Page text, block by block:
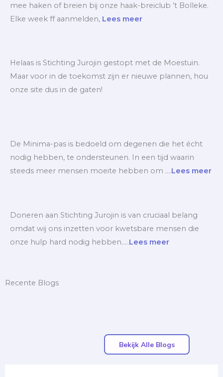
mee haken of breien bij onze haak-breiclub ’t Bolleke.
Elke week ff aanmelden, Lees meer
Helaas is Stichting Jurojin gestopt met de Moestuin.
Maar voor in de toekomst zijn er nieuwe plannen, hou
onze site dus in de gaten!
De Minima-pas is bedoeld om degenen die het écht
nodig hebben, te ondersteunen. In een tijd waarin
steeds meer mensen moeite hebben om ….Lees meer
Doneren aan Stichting Jurojin is van cruciaal belang
omdat wij ons inzetten voor kwetsbare mensen die
onze hulp hard nodig hebben…..Lees meer
Recente Blogs
Bekijk Alle Blogs